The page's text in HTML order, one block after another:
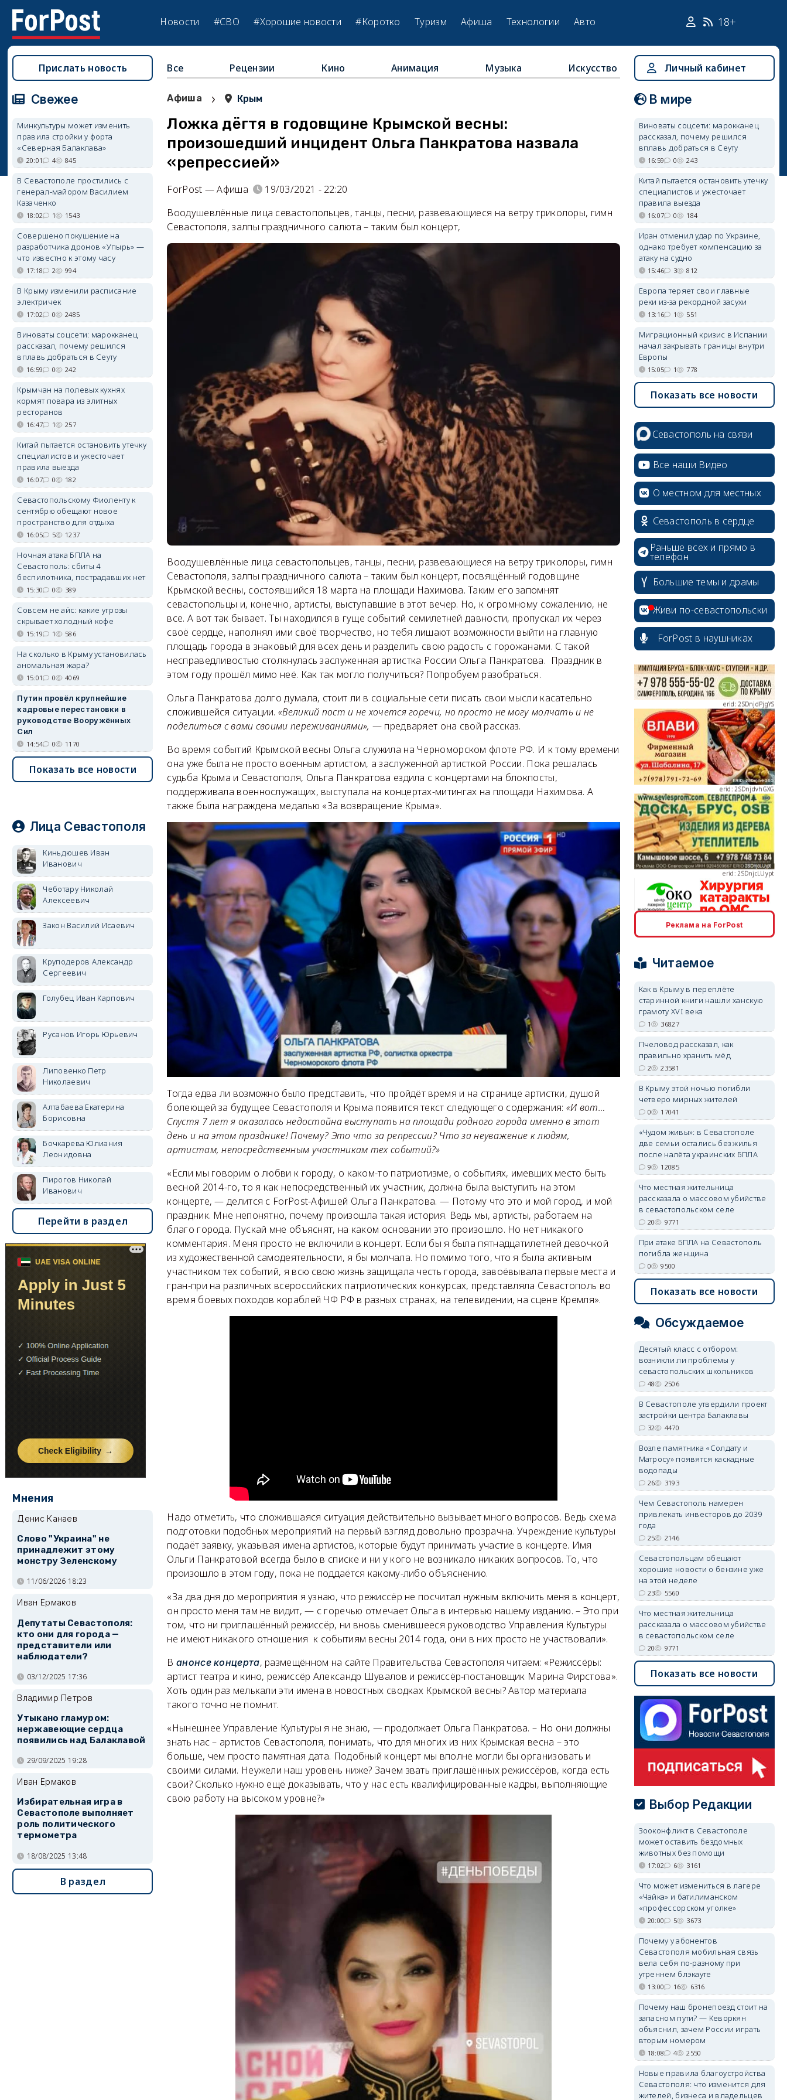
Новости #СВО #Хорошие новости #Коротко Туризм Афиша Технологии Авто 18+
Все Рецензии Кино Анимация Музыка Искусство
Афиша › Крым
Ложка дёгтя в годовщине Крымской весны:
произошедший инцидент Ольга Панкратова назвала
«репрессией»
ForPost — Афиша
19/03/2021 - 22:20
Воодушевлённые лица севастопольцев, танцы, песни, развевающиеся на ветру триколоры, гимн
Севастополя, залпы праздничного салюта – таким был концерт,
Воодушевлённые лица севастопольцев, танцы, песни, развевающиеся на ветру триколоры, гимн
Севастополя, залпы праздничного салюта – таким был концерт, посвящённый годовщине
Крымской весны, состоявшийся 18 марта на площади Нахимова. Таким его запомнят
севастопольцы и, конечно, артисты, выступавшие в этот вечер. Но, к огромному сожалению, не
все. А вот так бывает. Ты находился в гуще событий семилетней давности, пропускал их через
своё сердце, наполнял ими своё творчество, но тебя лишают возможности выйти на главную
площадь города в знаковый для всех день и разделить свою радость с горожанами. С такой
несправедливостью столкнулась заслуженная артистка России Ольга Панкратова. Праздник в
этом году прошёл мимо неё. Как так могло получиться? Попробуем разобраться.
Ольга Панкратова долго думала, стоит ли в социальные сети писать свои мысли касательно
сложившейся ситуации.«Великий пост и не хочется горечи, но просто не могу молчать и не
поделиться с вами своими переживаниями», — предваряет она свой рассказ.
Во время событий Крымской весны Ольга служила на Черноморском флоте РФ. И к тому времени
она уже была не просто военным артистом, а заслуженной артисткой России. Пока решалась
судьба Крыма и Севастополя, Ольга Панкратова ездила с концертами на блокпосты,
поддерживала военнослужащих, выступала на концертах-митингах на площади Нахимова. А
также была награждена медалью «За возвращение Крыма».
Тогда едва ли возможно было представить, что пройдёт время и на странице артистки, душой
болеющей за будущее Севастополя и Крыма появится текст следующего содержания: «И вот…
Спустя 7 лет я оказалась недостойна выступать на площади родного города именно в этот
день и на этом празднике! Почему? Это что за репрессии? Что за неуважение к людям,
артистам, непосредственным участникам тех событий?»
«Если мы говорим о любви к городу, о каком-то патриотизме, о событиях, имевших место быть
весной 2014-го, то я как непосредственный их участник, должна была выступить на этом
концерте, — делится с ForPost-Афишей Ольга Панкратова. — Потому что это и мой город, и мой
праздник. Мне непонятно, почему произошла такая история. Ведь мы, артисты, работаем на
благо города. Пускай мне объяснят, на каком основании это произошло. Но нет никакого
комментария. Меня просто не включили в концерт. Если бы я была пятнадцатилетней девочкой
из художественной самодеятельности, я бы молчала. Но помимо того, что я была активным
участником тех событий, я всю свою жизнь защищала честь города, завоёвывала первые места и
гран-при на различных всероссийских патриотических конкурсах, представляла Севастополь во
время боевых походов кораблей ЧФ РФ в разных странах, на телевидении, на сцене Кремля».
Надо отметить, что сложившаяся ситуация действительно вызывает много вопросов. Ведь схема
подготовки подобных мероприятий на первый взгляд довольно прозрачна. Учреждение культуры
подаёт заявку, указывая имена артистов, которые будут принимать участие в концерте. Имя
Ольги Панкратовой всегда было в списке и ни у кого не возникало никаких вопросов. То, что
произошло в этом году, пока не поддаётся какому-либо объяснению.
«За два дня до мероприятия я узнаю, что режиссёр не посчитал нужным включить меня в концерт,
он просто меня там не видит, — с горечью отмечает Ольга в интервью нашему изданию. – Это при
том, что ни приглашённый режиссёр, ни вновь сменившееся руководство Управления Культуры
не имеют никакого отношения к событиям весны 2014 года, они в них просто не участвовали».
Ванонсе концерта, размещённом на сайте Правительства Севастополя читаем: «Режиссёры:
артист театра и кино, режиссёр Александр Шувалов и режиссёр-постановщик Марина Фирстова».
Хоть один раз мелькали эти имена в новостных сводках Крымской весны? Автор материала
такого точно не помнит.
«Нынешнее Управление Культуры я не знаю, — продолжает Ольга Панкратова. – Но они должны
знать нас – артистов Севастополя, понимать, что для многих из них Крымская весна – это
больше, чем просто памятная дата. Подобный концерт мы вполне могли бы организовать и
своими силами. Неужели наш уровень ниже? Зачем звать приглашённых режиссёров, когда есть
свои? Сколько нужно ещё доказывать, что у нас есть квалифицированные кадры, выполняющие
свою работу на высоком уровне?»
Прислать новость
Свежее
Минкультуры может изменить
правила стройки у форта
«Северная Балаклава»
20:01 4 845
В Севастополе простились с
генерал-майором Василием
Казаченко
18:02 1 1543
Совершено покушение на
разработчика дронов «Упырь» —
что известно к этому часу
17:18 2 994
В Крыму изменили расписание
электричек
17:02 0 2485
Виноваты соцсети: марокканец
рассказал, почему решился
вплавь добраться в Сеуту
16:59 0 242
Крымчан на полевых кухнях
кормят повара из элитных
ресторанов
16:47 1 257
Китай пытается остановить утечку
специалистов и ужесточает
правила выезда
16:07 0 182
Севастопольскому Фиоленту к
сентябрю обещают новое
пространство для отдыха
16:05 5 1237
Ночная атака БПЛА на
Севастополь: сбиты 4
беспилотника, пострадавших нет
15:30 0 389
Совсем не айс: какие угрозы
скрывает холодный кофе
15:19 1 586
На сколько в Крыму установилась
аномальная жара?
15:01 0 4069
Путин провёл крупнейшие
кадровые перестановки в
руководстве Вооружённых
Сил
14:54 0 1170
Показать все новости
Лица Севастополя
Киньдюшев Иван
Иванович
Чеботару Николай
Алексеевич
Закон Василий Исаевич
Круподеров Александр
Сергеевич
Голубец Иван Карпович
Русанов Игорь Юрьевич
Липовенко Петр
Николаевич
Алтабаева Екатерина
Борисовна
Бочкарева Юлиания
Леонидовна
Пирогов Николай
Иванович
Перейти в раздел
Мнения
Денис Канаев
Слово "Украина" не
принадлежит этому
монстру Зеленскому
11/06/2026 18:23
Иван Ермаков
Депутаты Севастополя:
кто они для города —
представители или
наблюдатели?
03/12/2025 17:36
Владимир Петров
Утыкано гламуром:
нержавеющие сердца
появились над Балаклавой
29/09/2025 19:28
Иван Ермаков
Избирательная игра в
Севастополе выполняет
роль политического
термометра
18/08/2025 13:48
В раздел
Личный кабинет
В мире
Виноваты соцсети: марокканец
рассказал, почему решился
вплавь добраться в Сеуту
16:59 0 243
Китай пытается остановить утечку
специалистов и ужесточает
правила выезда
16:07 0 184
Иран отменил удар по Украине,
однако требует компенсацию за
атаку на судно
15:46 3 812
Европа теряет свои главные
реки из-за рекордной засухи
13:16 1 551
Миграционный кризис в Испании
начал закрывать границы внутри
Европы
15:05 1 778
Показать все новости
Севастополь на связи
Все наши Видео
О местном для местных
Севастополь в сердце
Раньше всех и прямо в
телефон
Большие темы и драмы
Живи по-севастопольски
ForPost в наушниках
erid: 2SDnjcrDNw6
erid: 2SDnjdPjgYS
erid: 2SDnjdvhGXG
erid: 2SDnjcLUypt
erid: 2SDnjcrDNw6
Реклама на ForPost
Читаемое
Как в Крыму в переплёте
старинной книги нашли ханскую
грамоту XVI века
1 36827
Пчеловод рассказал, как
правильно хранить мёд
2 23581
В Крыму этой ночью погибли
четверо мирных жителей
0 17041
«Чудом живы»: в Севастополе
две семьи остались без жилья
после налёта украинских БПЛА
9 12085
Что местная жительница
рассказала о массовом убийстве
в севастопольском селе
20 9771
При атаке БПЛА на Севастополь
погибла женщина
0 9500
Показать все новости
Обсуждаемое
Десятый класс с отбором:
возникли ли проблемы у
севастопольских школьников
48 2506
В Севастополе утвердили проект
застройки центра Балаклавы
32 4470
Возле памятника «Солдату и
Матросу» появятся каскадные
водопады
26 3193
Чем Севастополь намерен
привлекать инвесторов до 2039
года
25 2146
Севастопольцам обещают
хорошие новости о бензине уже
на этой неделе
23 5560
Что местная жительница
рассказала о массовом убийстве
в севастопольском селе
20 9771
Показать все новости
Выбор Редакции
Зооконфликт в Севастополе
может оставить бездомных
животных без помощи
17:02 6 3161
Что может измениться в лагере
«Чайка» и батилиманском
«профессорском уголке»
20:00 5 3673
Почему у абонентов
Севастополя мобильная связь
вела себя по-разному при
утреннем блэкауте
13:00 16 6316
Почему наш бронепоезд стоит на
запасном пути? — Кеворкян
объяснил, зачем России играть
вторым номером
18:08 4 2550
Новые правила благоустройства
Севастополя: что изменится для
жителей, бизнеса и владельцев